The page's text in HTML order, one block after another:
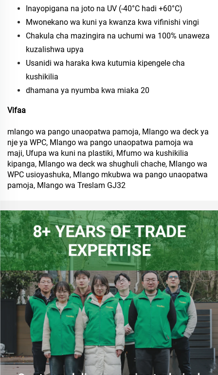
Inayopigana na joto na UV (-40°C hadi +60°C)
Mwonekano wa kuni ya kwanza kwa vifinishi vingi
Chakula cha mazingira na uchumi wa 100% unaweza
kuzalishwa upya
Usanidi wa haraka kwa kutumia kipengele cha
kushikilia
dhamana ya nyumba kwa miaka 20
Vifaa
mlango wa pango unaopatwa pamoja, Mlango wa deck ya
nje ya WPC, Mlango wa pango unaopatwa pamoja wa
maji, Ufupa wa kuni na plastiki, Mfumo wa kushikilia
kipanga, Mlango wa deck wa shughuli chache, Mlango wa
WPC usioyashuka, Mlango mkubwa wa pango unaopatwa
pamoja, Mlango wa Treslam GJ32